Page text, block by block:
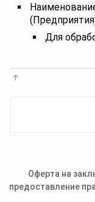
Для
Оферта на
предоставление